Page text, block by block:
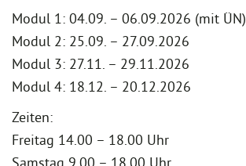
Modul 1: 04.09. – 06.09.2026 (mit ÜN)
Modul 2: 25.09. – 27.09.2026
Modul 3: 27.11. – 29.11.2026
Modul 4: 18.12. – 20.12.2026
Zeiten:
Freitag 14.00 – 18.00 Uhr
Samstag 9.00 – 18.00 Uhr